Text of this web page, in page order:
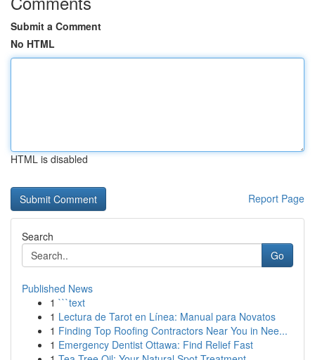
Submit a Comment
No HTML
HTML is disabled
Report Page
Search
Go
Published News
1 ```text
1 Lectura de Tarot en Línea: Manual para Novatos
1 Finding Top Roofing Contractors Near You in Nee...
1 Emergency Dentist Ottawa: Find Relief Fast